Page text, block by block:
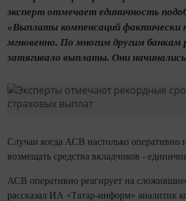
эксперт отмечает единичность
«Выплаты компенсаций фактически
мгновенно. По многим другим
затягивало выплаты. Они
Случаи когда АСВ настолько оперативно
возмещать средства вкладчиков -
АСВ оперативно реагирует на
рассказал ИА «Татар-информ» аналитик